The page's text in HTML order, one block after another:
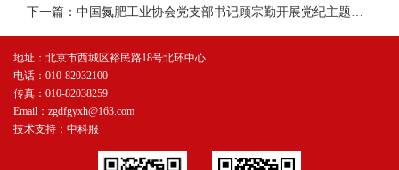
下一篇：中国氮肥工业协会党支部书记顾宗勤开展党纪主题教育党课
地址：北京市西城区裕民路18号北环中心
电话：010-82032100
传真：010-82038259
Email：zgdfgyxh@163.com
技术支持：中科服